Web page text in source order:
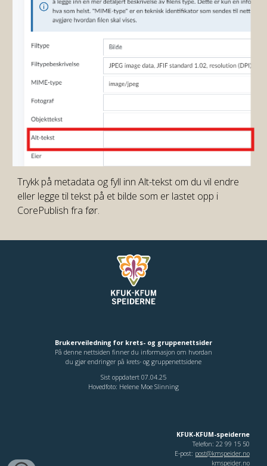
Trykk på metadata og fyll inn Alt-tekst om du vil endre
eller legge til tekst på et bilde som er lastet opp i
CorePublish fra før.
Brukerveiledning for krets- og gruppenettsider
På denne nettsiden finner du informasjon om hvordan
du gjør endringer på krets- og gruppenettsidene
Sist oppdatert 07.04.25
Hovedfoto: Helene Moe Slinning
KFUK-KFUM-speiderne
Telefon: 22 99 15 50
E-post: post@kmspeider.no
kmspeider.no